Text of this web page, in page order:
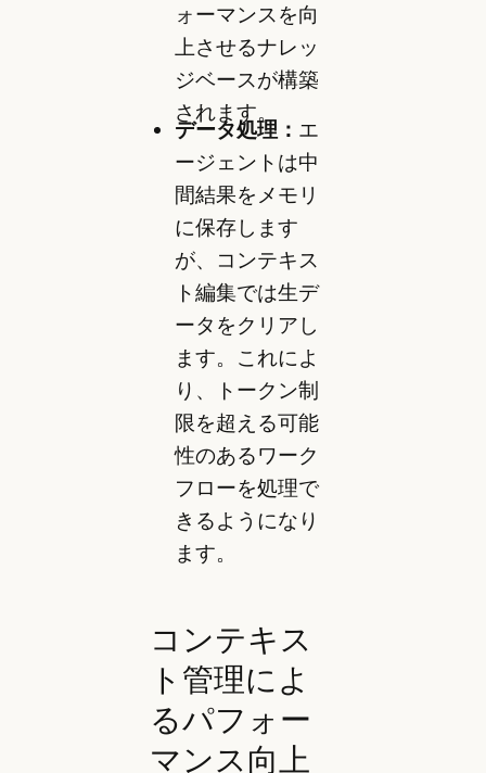
ォーマンスを向
上させるナレッ
ジベースが構築
されます。
データ処理： エ
ージェントは中
間結果をメモリ
に保存します
が、コンテキス
ト編集では生デ
ータをクリアし
ます。これによ
り、トークン制
限を超える可能
性のあるワーク
フローを処理で
きるようになり
ます。
コンテキス
ト管理によ
るパフォー
マンス向上